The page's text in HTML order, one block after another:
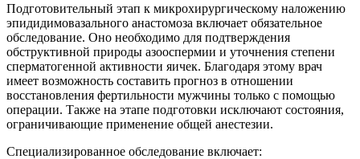
Подготовительный этап к микрохирургическому наложению
эпидидимовазального анастомоза включает обязательное
обследование. Оно необходимо для подтверждения
обструктивной природы азооспермии и уточнения степени
сперматогенной активности яичек. Благодаря этому врач
имеет возможность составить прогноз в отношении
восстановления фертильности мужчины только с помощью
операции. Также на этапе подготовки исключают состояния,
ограничивающие применение общей анестезии.
Специализированное обследование включает: